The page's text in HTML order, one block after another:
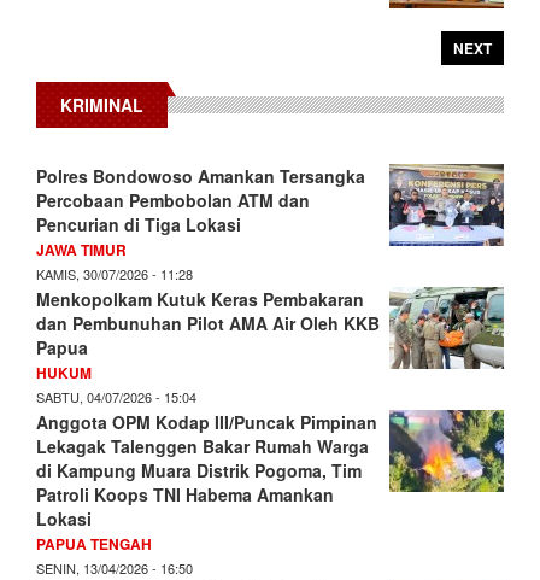
NEXT
KRIMINAL
Polres Bondowoso Amankan Tersangka
Percobaan Pembobolan ATM dan
Pencurian di Tiga Lokasi
JAWA TIMUR
KAMIS, 30/07/2026 - 11:28
Menkopolkam Kutuk Keras Pembakaran
dan Pembunuhan Pilot AMA Air Oleh KKB
Papua
HUKUM
SABTU, 04/07/2026 - 15:04
Anggota OPM Kodap III/Puncak Pimpinan
Lekagak Talenggen Bakar Rumah Warga
di Kampung Muara Distrik Pogoma, Tim
Patroli Koops TNI Habema Amankan
Lokasi
PAPUA TENGAH
SENIN, 13/04/2026 - 16:50